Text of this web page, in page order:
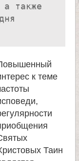
а также
к теме
Таин